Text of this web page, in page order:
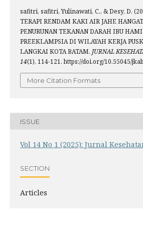
safitri, safitri, Yulinawati, C., & Desy, D.
TERAPI RENDAM KAKI AIR JAHE
PENURUNAN TEKANAN DARAH IBU
PREEKLAMPSIA DI WILAYAH KERJA
LANGKAI KOTA BATAM. JURNAL
14(1), 114-121. https://doi.org/10.55045/
More Citation Formats
ISSUE
Vol 14 No 1 (2025): Jurnal
SECTION
Articles